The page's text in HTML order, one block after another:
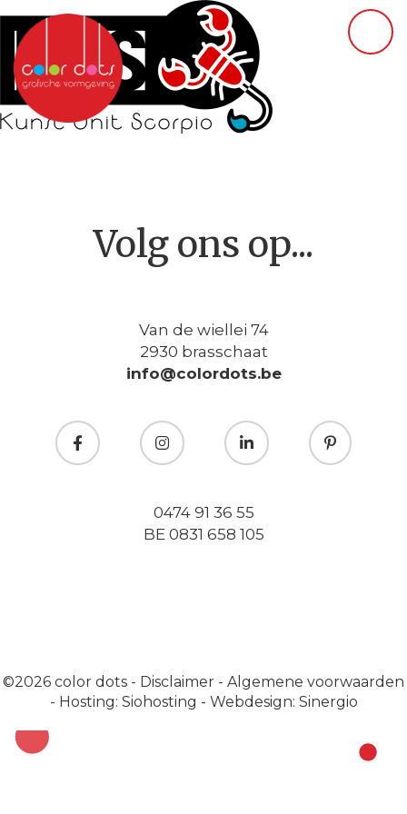
Volg ons op...
Van de wiellei 74
2930 brasschaat
info@colordots.be
0474 91 36 55
BE 0831 658 105
©2026 color dots - Disclaimer - Algemene voorwaarden
- Hosting: Siohosting - Webdesign: Sinergio